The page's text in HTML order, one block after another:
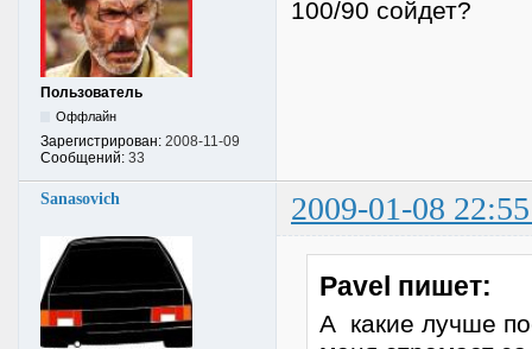
Пользователь
Оффлайн
Зарегистрирован: 2008-11-09
Сообщений: 33
100/90 сойдет?
Sanasovich 2009-01-08
Pavel пишет:
А какие лучше